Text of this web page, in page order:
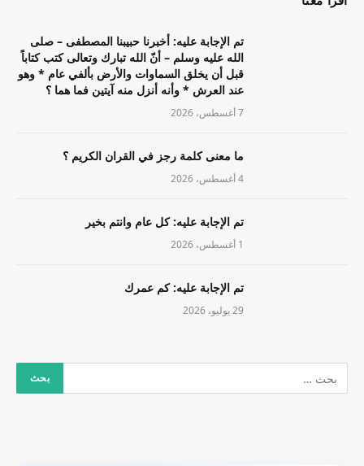
تم الإجابة عليه: أخبرنا حبيبنا المصطفى – صلى
الله عليه وسلم – أنّ الله تبارك وتعالى كتب كتاباً
قبل أن يخلق السماوات والأرض بألفي عام * وهو
عند العرش * وأنه أنزل منه آيتين فما هما ؟
7 أغسطس، 2026
ما معنى كلمة رجز في القران الكريم ؟
4 أغسطس، 2026
تم الإجابة عليه: كل عام وانتم بخير
1 أغسطس، 2026
تم الإجابة عليه: كم عمرك
29 يوليو، 2026